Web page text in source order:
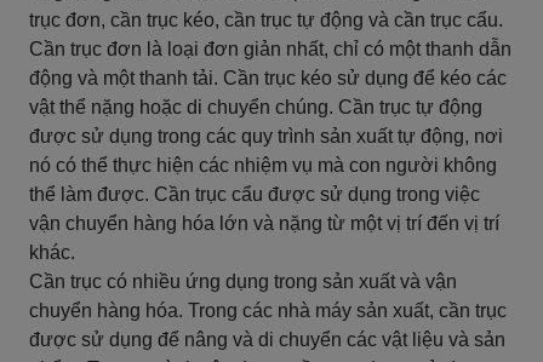
trục đơn, cần trục kéo, cần trục tự động và cần trục cẩu.
Cần trục đơn là loại đơn giản nhất, chỉ có một thanh dẫn
động và một thanh tải. Cần trục kéo sử dụng để kéo các
vật thể nặng hoặc di chuyển chúng. Cần trục tự động
được sử dụng trong các quy trình sản xuất tự động, nơi
nó có thể thực hiện các nhiệm vụ mà con người không
thể làm được. Cần trục cẩu được sử dụng trong việc
vận chuyển hàng hóa lớn và nặng từ một vị trí đến vị trí
khác.
Cần trục có nhiều ứng dụng trong sản xuất và vận
chuyển hàng hóa. Trong các nhà máy sản xuất, cần trục
được sử dụng để nâng và di chuyển các vật liệu và sản